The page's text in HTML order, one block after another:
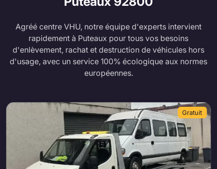
Agréé centre VHU, notre équipe d'experts intervient
rapidement à Puteaux pour tous vos besoins
d'enlèvement, rachat et destruction de véhicules hors
d'usage, avec un service 100% écologique aux normes
européennes.
Gratuit